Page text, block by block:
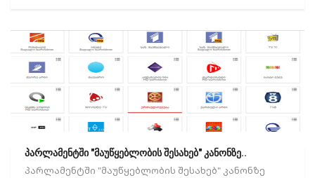
პარლამენტში "მაუწყებლობის შესახებ" კანონზე..
პარლამენტში "მაუწყებლობის შესახებ" კანონზე